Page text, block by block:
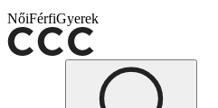
NőiFérfiGyerek